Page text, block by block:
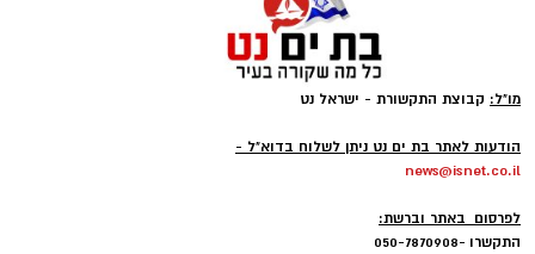
מו"ל: קבוצת התקשורת - ישראל נט
הודעות לאתר בת ים נט ניתן לשלוח בדוא"ל -
news@isnet.co.il
לפרסום באתר וברשת:
התקשרו -050-7870908